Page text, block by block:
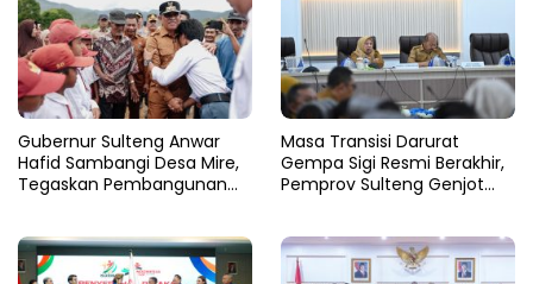
Gubernur Sulteng Anwar
Hafid Sambangi Desa Mire,
Tegaskan Pembangunan
Masa Transisi Darurat
Gempa Sigi Resmi Berakhir,
Pemprov Sulteng Genjot